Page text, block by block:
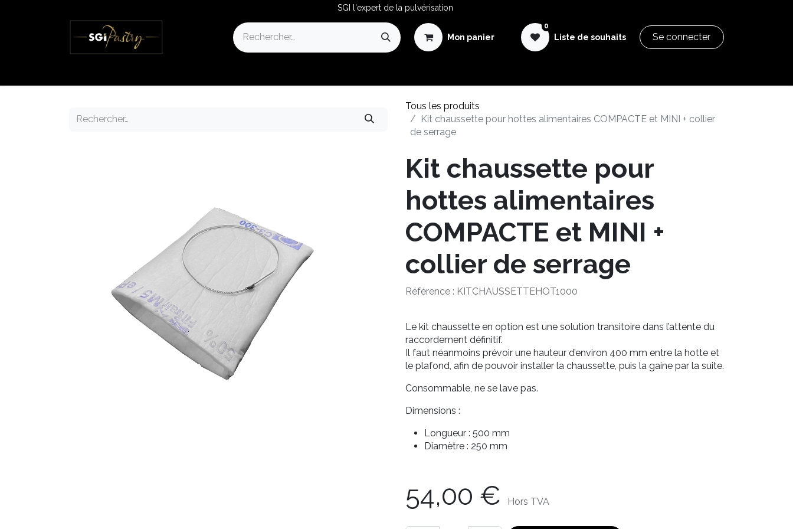
SGI l'expert de la pulvérisation
Mon panier
0
Liste de souhaits Se connecter
Tous les produits
Kit chaussette pour hottes alimentaires COMPACTE et MINI + collier
de serrage
Kit chaussette pour
hottes alimentaires
COMPACTE et MINI +
collier de serrage
Référence : KITCHAUSSETTEHOT1000
Le kit chaussette en option est une solution transitoire dans l’attente du
raccordement définitif.
Il faut néanmoins prévoir une hauteur d’environ 400 mm entre la hotte et
le plafond, afin de pouvoir installer la chaussette, puis la gaine par la suite.
Consommable, ne se lave pas.
Dimensions :
Longueur : 500 mm
Diamètre : 250 mm
54,00 € Hors TVA